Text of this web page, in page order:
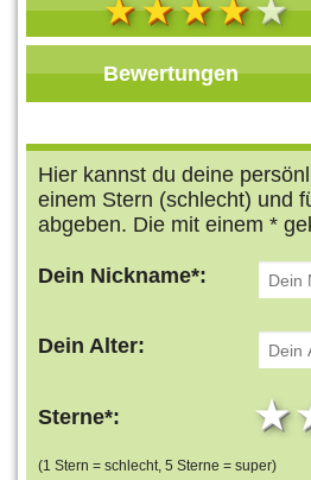
Bewertungen
Hier kannst du deine
einem Stern (schlecht) und
abgeben. Die mit einem *
Dein Nickname*:
Dein Alter:
Sterne*:
(1 Stern = schlecht, 5 Sterne = super)